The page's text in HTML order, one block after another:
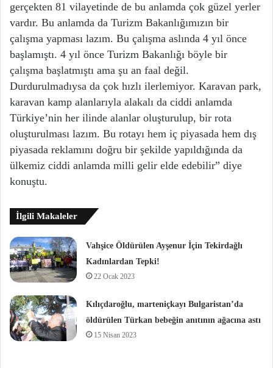
gerçekten 81 vilayetinde de bu anlamda çok güzel yerler
vardır. Bu anlamda da Turizm Bakanlığımızın bir
çalışma yapması lazım. Bu çalışma aslında 4 yıl önce
başlamıştı. 4 yıl önce Turizm Bakanlığı böyle bir
çalışma başlatmıştı ama şu an faal değil.
Durdurulmadıysa da çok hızlı ilerlemiyor. Karavan park,
karavan kamp alanlarıyla alakalı da ciddi anlamda
Türkiye’nin her ilinde alanlar oluşturulup, bir rota
oluşturulması lazım. Bu rotayı hem iç piyasada hem dış
piyasada reklamını doğru bir şekilde yapıldığında da
ülkemiz ciddi anlamda milli gelir elde edebilir” diye
konuştu.
İlgili Makaleler
Vahşice Öldürülen Ayşenur İçin Tekirdağlı
Kadınlardan Tepki!
22 Ocak 2023
Kılıçdaroğlu, marteniçkayı Bulgaristan’da
öldürülen Türkan bebeğin anıtının ağacına astı
15 Nisan 2023